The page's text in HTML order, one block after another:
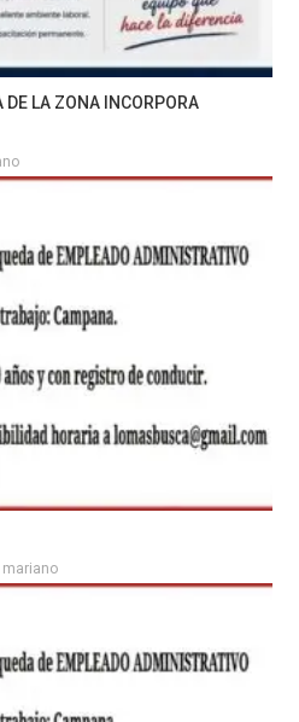
DE LA ZONA INCORPORA
mariano